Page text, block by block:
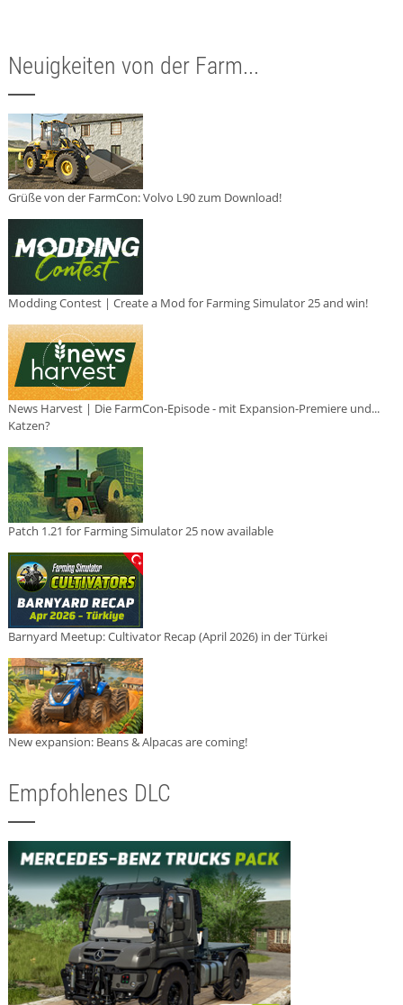
Neuigkeiten von der Farm...
Grüße von der FarmCon: Volvo L90 zum Download!
Modding Contest | Create a Mod for Farming Simulator 25 and win!
News Harvest | Die FarmCon-Episode - mit Expansion-Premiere und...
Katzen?
Patch 1.21 for Farming Simulator 25 now available
Barnyard Meetup: Cultivator Recap (April 2026) in der Türkei
New expansion: Beans & Alpacas are coming!
Empfohlenes DLC